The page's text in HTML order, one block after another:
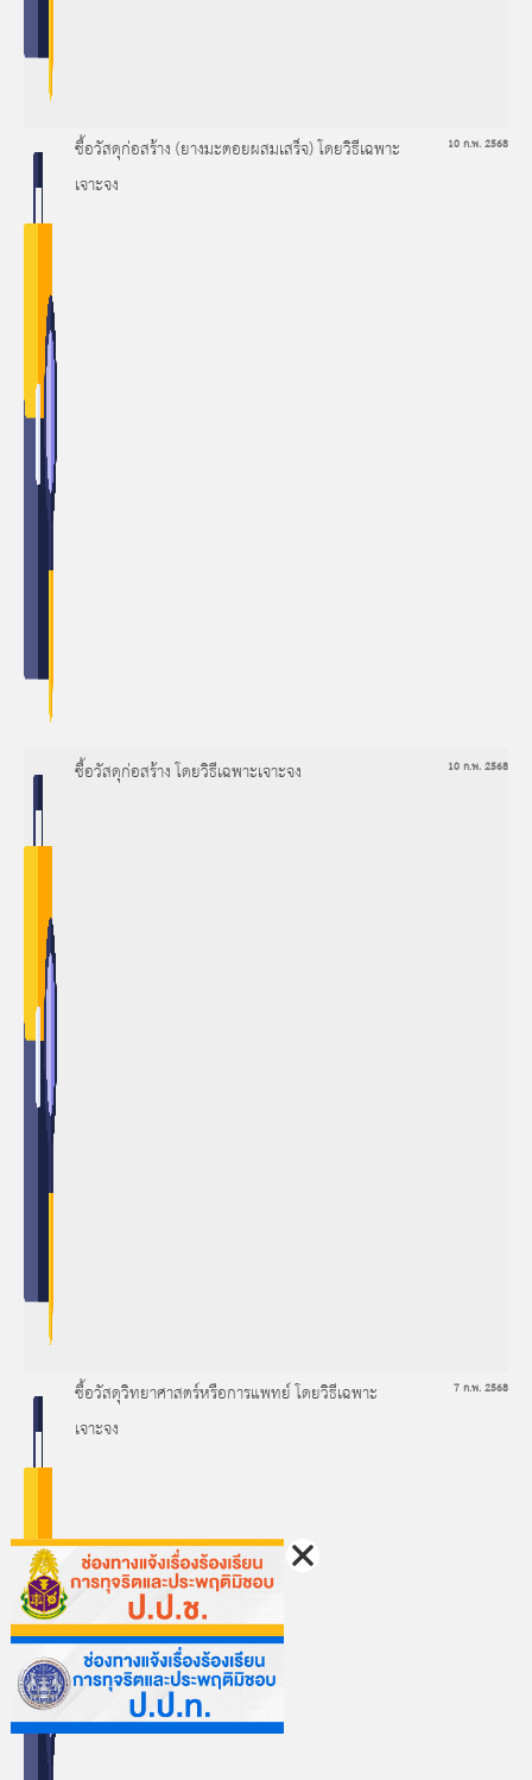
ซื้อวัสดุก่อสร้าง (ยางมะตอยผสมเสร็จ) โดยวิธีเฉพาะ
เจาะจง
10 ก.พ. 2568
ซื้อวัสดุก่อสร้าง โดยวิธีเฉพาะเจาะจง 10 ก.พ. 2568
ซื้อวัสดุวิทยาศาสตร์หรือการแพทย์ โดยวิธีเฉพาะ
เจาะจง
7 ก.พ. 2568